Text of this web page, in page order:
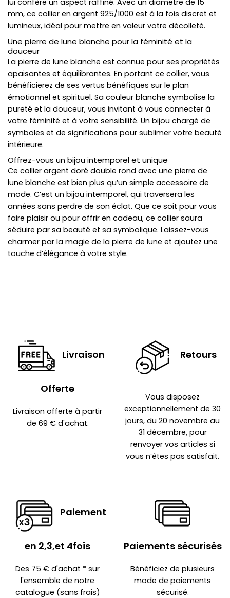
lui confère un aspect raffiné. Avec un diamètre de 15
mm, ce collier en argent 925/1000 est à la fois discret et
lumineux, idéal pour mettre en valeur votre décolleté.
Une pierre de lune blanche pour la féminité et la
douceur
La pierre de lune blanche est connue pour ses propriétés
apaisantes et équilibrantes. En portant ce collier, vous
bénéficierez de ses vertus bénéfiques sur le plan
émotionnel et spirituel. Sa couleur blanche symbolise la
pureté et la douceur, vous invitant à vous connecter à
votre féminité et à votre sensibilité. Un bijou chargé de
symboles et de significations pour sublimer votre beauté
intérieure.
Offrez-vous un bijou intemporel et unique
Ce collier argent doré double rond avec une pierre de
lune blanche est bien plus qu’un simple accessoire de
mode. C’est un bijou intemporel, qui traversera les
années sans perdre de son éclat. Que ce soit pour vous
faire plaisir ou pour offrir en cadeau, ce collier saura
séduire par sa beauté et sa symbolique. Laissez-vous
charmer par la magie de la pierre de lune et ajoutez une
touche d’élégance à votre style.
Livraison
Offerte
Livraison offerte à partir
de 69 € d'achat.
Retours
Vous disposez
exceptionnellement de 30
jours, du 20 novembre au
31 décembre, pour
renvoyer vos articles si
vous n’êtes pas satisfait.
Paiement
en 2,3,et 4fois
Des 75 € d'achat * sur
l'ensemble de notre
catalogue (sans frais)
Paiements sécurisés
Bénéficiez de plusieurs
mode de paiements
sécurisé.